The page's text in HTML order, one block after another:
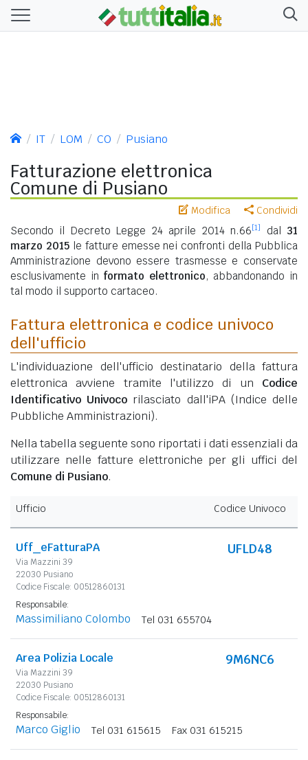
IT LOM CO Pusiano
Fatturazione elettronica
Comune di Pusiano
Modifica Condividi
Secondo il Decreto Legge 24 aprile 2014 n.66[1] dal 31
marzo 2015le fatture emesse nei confronti della Pubblica
Amministrazione devono essere trasmesse e conservate
esclusivamente in formato elettronico, abbandonando in
tal modo il supporto cartaceo.
Fattura elettronica e codice univoco
dell'ufficio
L'individuazione dell'ufficio destinatario della fattura
elettronica avviene tramite l'utilizzo di un Codice
Identificativo Univoco rilasciato dall'iPA (Indice delle
Pubbliche Amministrazioni).
Nella tabella seguente sono riportati i dati essenziali da
utilizzare nelle fatture elettroniche per gli uffici del
Comune di Pusiano.
Ufficio Codice Univoco
Uff_eFatturaPA
Via Mazzini 39
22030 Pusiano
Codice Fiscale: 00512860131
UFLD48
Responsabile:
Massimiliano Colombo Tel 031 655704
Area Polizia Locale
Via Mazzini 39
22030 Pusiano
Codice Fiscale: 00512860131
9M6NC6
Responsabile:
Marco Giglio Tel 031 615615 Fax 031 615215